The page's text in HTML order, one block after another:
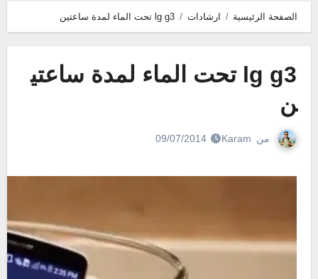
الصفحة الرئيسية ارشادات lg g3 تحت الماء لمدة ساعتين
lg g3 تحت الماء لمدة ساعتي
ن
من Karam
09/07/2014